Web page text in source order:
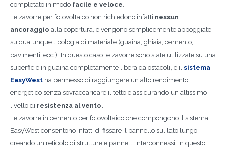
completato in modo facile e veloce.
Le zavorre per fotovoltaico non richiedono infatti nessun
ancoraggio alla copertura, e vengono semplicemente appoggiate
su qualunque tipologia di materiale (guaina, ghiaia, cemento,
pavimenti, ecc.). In questo caso le zavorre sono state utilizzate su una
superficie in guaina completamente libera da ostacoli, e il sistema
EasyWest ha permesso di raggiungere un alto rendimento
energetico senza sovraccaricare il tetto e assicurando un altissimo
livello di resistenza al vento.
Le zavorre in cemento per fotovoltaico che compongono il sistema
EasyWest consentono infatti di fissare il pannello sul lato lungo
creando un reticolo di strutture e pannelli interconnessi: in questo